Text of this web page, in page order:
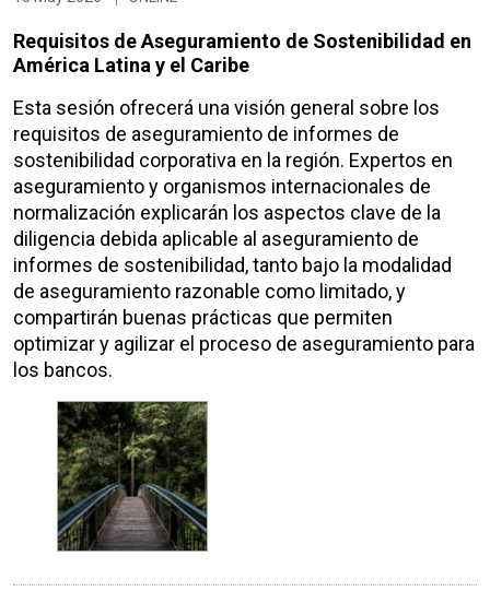
Requisitos de Aseguramiento de Sostenibilidad en
América Latina y el Caribe
Esta sesión ofrecerá una visión general sobre los
requisitos de aseguramiento de informes de
sostenibilidad corporativa en la región. Expertos en
aseguramiento y organismos internacionales de
normalización explicarán los aspectos clave de la
diligencia debida aplicable al aseguramiento de
informes de sostenibilidad, tanto bajo la modalidad
de aseguramiento razonable como limitado, y
compartirán buenas prácticas que permiten
optimizar y agilizar el proceso de aseguramiento para
los bancos.